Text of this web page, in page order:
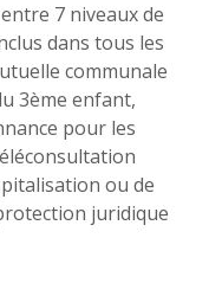
7 niveaux de
dans tous les
communale
3ème enfant,
pour les
ou de
juridique